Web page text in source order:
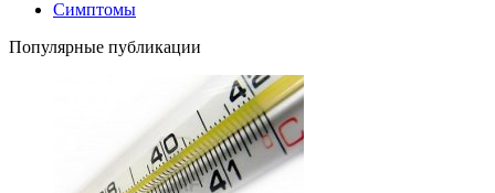
Симптомы
Популярные публикации